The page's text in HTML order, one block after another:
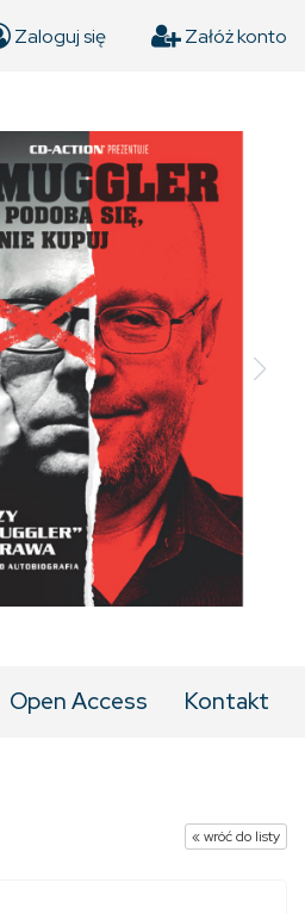
Zaloguj się Załóż konto
Open Access Kontakt
« wróć do listy